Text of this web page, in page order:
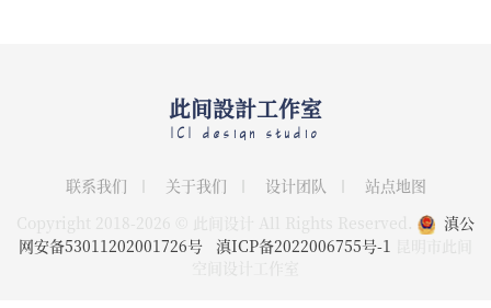
此间設計工作室
ICI design studio
联系我们 关于我们 设计团队
站点地图
滇公
网安备53011202001726号
滇ICP备2022006755号-1